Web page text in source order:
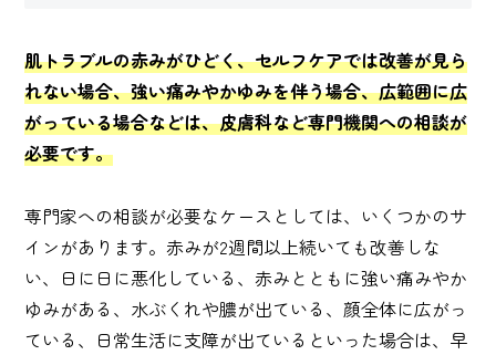
肌トラブルの赤みがひどく、セルフケアでは改善が見ら
れない場合、強い痛みやかゆみを伴う場合、広範囲に広
がっている場合などは、皮膚科など専門機関への相談が
必要です。
専門家への相談が必要なケースとしては、いくつかのサ
インがあります。赤みが2週間以上続いても改善しな
い、日に日に悪化している、赤みとともに強い痛みやか
ゆみがある、水ぶくれや膿が出ている、顔全体に広がっ
ている、日常生活に支障が出ているといった場合は、早